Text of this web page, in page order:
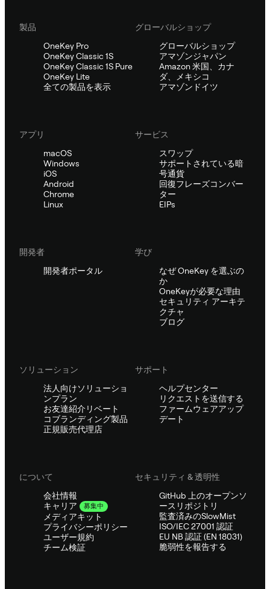
製品
OneKey Pro
OneKey Classic 1S
OneKey Classic 1S Pure
OneKey Lite
全ての製品を表示
グローバルショップ
グローバルショップ
アマゾンジャパン
Amazon 米国、カナ
ダ、メキシコ
アマゾンドイツ
アプリ
macOS
Windows
iOS
Android
Chrome
Linux
サービス
スワップ
サポートされている暗
号通貨
回復フレーズコンバー
ター
EIPs
開発者
開発者ポータル
学び
なぜ OneKey を選ぶの
か
OneKeyが必要な理由
セキュリティ アーキテ
クチャ
ブログ
ソリューション
法人向けソリューショ
ンプラン
お友達紹介リベート
コブランディング製品
正規販売代理店
サポート
ヘルプセンター
リクエストを送信する
ファームウェアアップ
デート
について
会社情報
キャリア
募集中
メディアキット
プライバシーポリシー
ユーザー規約
チーム検証
セキュリティ & 透明性
GitHub 上のオープンソ
ースリポジトリ
監査済みのSlowMist
ISO/IEC 27001 認証
EU NB 認証 (EN 18031)
脆弱性を報告する